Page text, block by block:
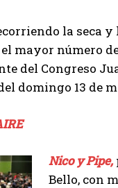
la seca
mayor número
del Congreso
domingo 13 de
Nico y Pipe,
Bello, con